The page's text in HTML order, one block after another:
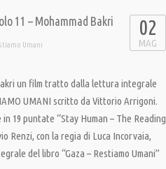
11 – Mohammad Bakri
Umani
02
MAG
un film tratto dalla lettura integrale
UMANI scritto da Vittorio Arrigoni.
19 puntate “Stay Human – The Reading
Renzi, con la regia di Luca Incorvaia,
del libro “Gaza – Restiamo Umani”